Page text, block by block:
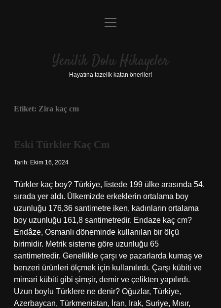
Anasayfa
Yasal Uyarı
menüyü
Yenilik Dolu Hikayeler
Hayatına tazelik katan öneriler!
Etiket: Zira kaç cm
Eski Türkler Kaç Cm
Tarih: Ekim 16, 2024
Türkler kaç boy? Türkiye, listede 199 ülke arasında 54.
sırada yer aldı. Ülkemizde erkeklerin ortalama boy
uzunluğu 176,36 santimetre iken, kadınların ortalama
boy uzunluğu 161,8 santimetredir. Endaze kaç cm?
Endâze, Osmanlı döneminde kullanılan bir ölçü
birimidir. Metrik sisteme göre uzunluğu 65
santimetredir. Genellikle çarşı ve pazarlarda kumaş ve
benzeri ürünleri ölçmek için kullanılırdı. Çarşı kübiti ve
mimari kübiti gibi şimşir, demir ve çelikten yapılırdı.
Uzun boylu Türklere ne denir? Oğuzlar, Türkiye,
Azerbaycan, Türkmenistan, İran, Irak, Suriye, Mısır,